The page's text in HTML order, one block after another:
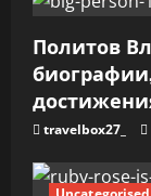
Политов
travelbox27_